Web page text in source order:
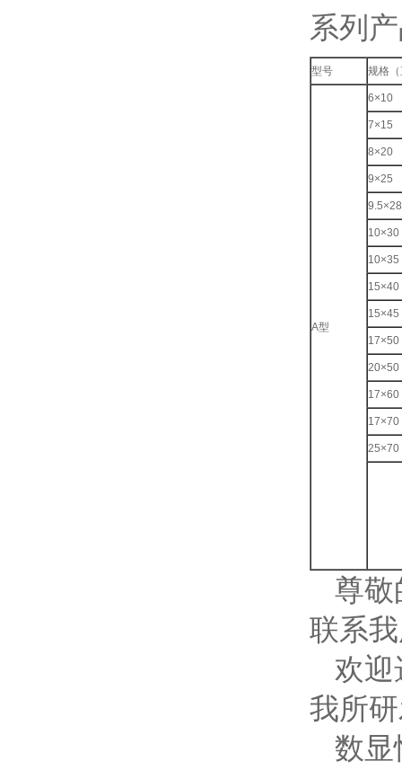
系列
型号 规格
A型
6×10
7×15
8×20
9×25
9.5×28
10×30
10×35
15×40
15×45
17×50
20×50
17×60
17×70
25×70
尊敬
联系
欢迎
我所
数显